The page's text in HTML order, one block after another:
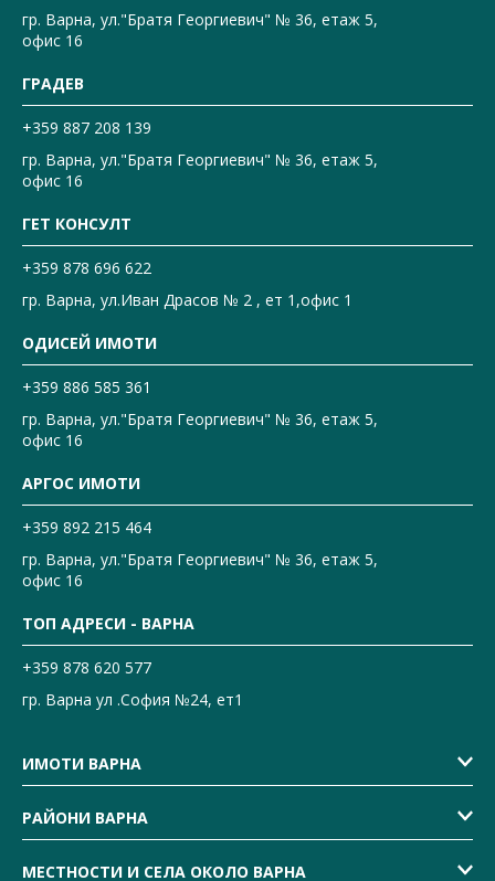
гр. Варна, ул."Братя Георгиевич" № 36, етаж 5,
офис 16
ГРАДЕВ
+359 887 208 139
гр. Варна, ул."Братя Георгиевич" № 36, етаж 5,
офис 16
ГЕТ КОНСУЛТ
+359 878 696 622
гр. Варна, ул.Иван Драсов № 2 , ет 1,офис 1
ОДИСЕЙ ИМОТИ
+359 886 585 361
гр. Варна, ул."Братя Георгиевич" № 36, етаж 5,
офис 16
АРГОС ИМОТИ
+359 892 215 464
гр. Варна, ул."Братя Георгиевич" № 36, етаж 5,
офис 16
ТОП АДРЕСИ - ВАРНА
+359 878 620 577
гр. Варна ул .София №24, ет1
ИМОТИ ВАРНА
РАЙОНИ ВАРНА
МЕСТНОСТИ И СЕЛА ОКОЛО ВАРНА